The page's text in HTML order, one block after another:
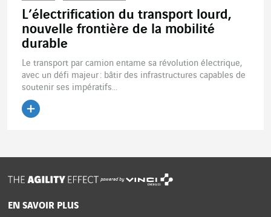
L’électrification du transport lourd,
nouvelle frontière de la mobilité
durable
Le transport par camion entame sa révolution électrique,
avec un défi majeur : bâtir des infrastructures capables de
soutenir ses impératifs...
powered by
EN SAVOIR PLUS